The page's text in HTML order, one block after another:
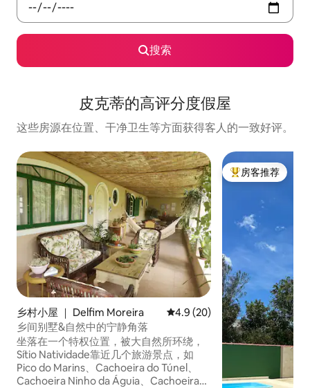
搜索
皮克蒂的高评分度假屋
这些房源在位置、干净卫生等方面获得客人的一致好评。
乡村小屋 ｜ Delfim Moreira 平均评分 4.9 分（满分 5 分）
4.9 (20)
乡间别墅&自然中的宁静角落
坐落在一个特权位置，被大自然所环绕，
Sítio Natividade靠近几个旅游景点，如
Pico do Marins、Cachoeira do Túnel、
Cachoeira Ninho da Águia、Cachoeira
热门「房客推荐」
房客推荐